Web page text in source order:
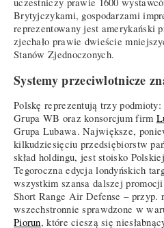
Brytyjczykami, gospodarzami
reprezentowany jest amerykański
zjechało prawie dwieście
Stanów Zjednoczonych.
Systemy przeciwlotnicze
Polskę reprezentują trzy
Grupa WB oraz konsorcjum firm
Grupa Lubawa. Największe,
kilkudziesięciu przedsiębiorstw
skład holdingu, jest stoisko
Tegoroczna edycja londyńskich
wszystkim szansa dalszej
Short Range Air Defense – przyp.
wszechstronnie sprawdzone w
Piorun, które cieszą się